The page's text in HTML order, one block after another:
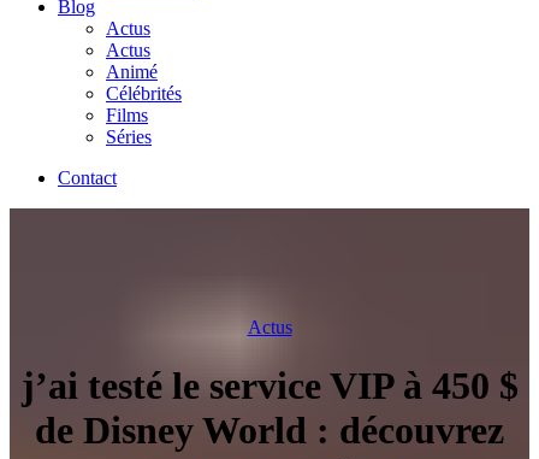
Blog
Actus
Actus
Animé
Célébrités
Films
Séries
Contact
Actus
j’ai testé le service VIP à 450 $
de Disney World : découvrez